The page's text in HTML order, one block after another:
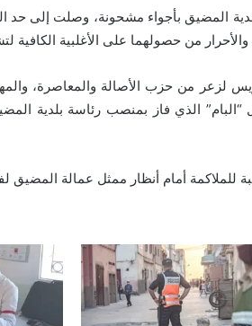
المضيق بأجواء مشحونة، وصلت إلى حد
والأحرار من حصولهما على الأغلبية
لزعر من حزب الأصالة والمعاصرة،
“البام” الذي فاز بمنصب رئاسة بلدية
للملاكمة أمام أنظار ممثل عمالة المضيق